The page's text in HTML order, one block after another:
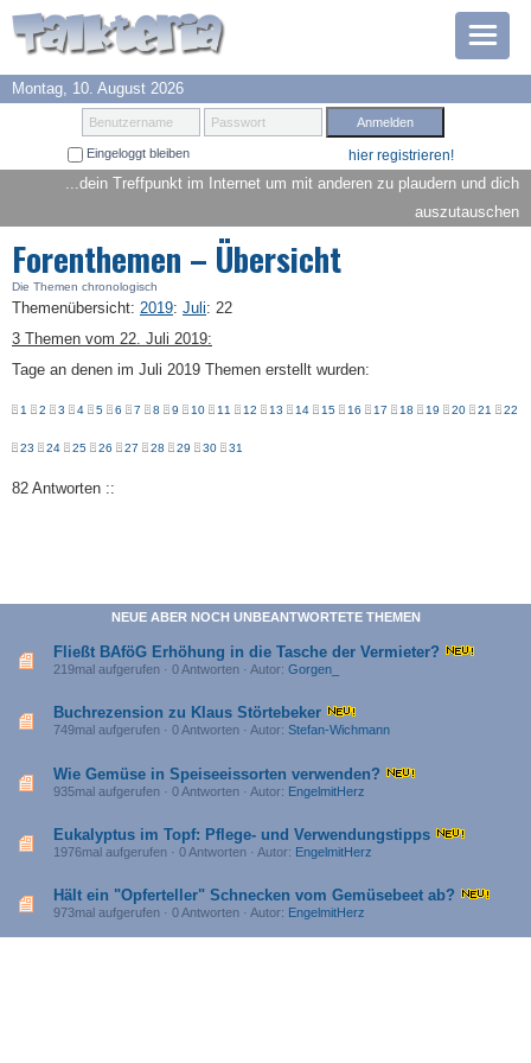
Prämien
Suche
Montag, 10. August 2026
Benutzername Passwort
Eingeloggt bleiben hier registrieren!
...dein Treffpunkt im Internet um mit anderen zu plaudern und dich
auszutauschen
Forenthemen – Übersicht
Die Themen chronologisch
Themenübersicht: 2019: Juli: 22
3 Themen vom 22. Juli 2019:
Tage an denen im Juli 2019 Themen erstellt wurden:
1 2 3 4 5 6 7 8 9 10 11 12 13 14 15 16 17 18 19 20 21 22
23 24 25 26 27 28 29 30 31
82 Antworten ::
NEUE ABER NOCH UNBEANTWORTETE THEMEN
Fließt BAföG Erhöhung in die Tasche der Vermieter?
219mal aufgerufen · 0 Antworten · Autor: Gorgen_
Buchrezension zu Klaus Störtebeker
749mal aufgerufen · 0 Antworten · Autor: Stefan-Wichmann
Wie Gemüse in Speiseeissorten verwenden?
935mal aufgerufen · 0 Antworten · Autor: EngelmitHerz
Eukalyptus im Topf: Pflege- und Verwendungstipps
1976mal aufgerufen · 0 Antworten · Autor: EngelmitHerz
Hält ein "Opferteller" Schnecken vom Gemüsebeet ab?
973mal aufgerufen · 0 Antworten · Autor: EngelmitHerz